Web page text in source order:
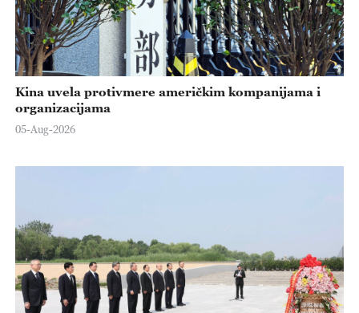
Kina uvela protivmere američkim kompanijama i
organizacijama
05-Aug-2026